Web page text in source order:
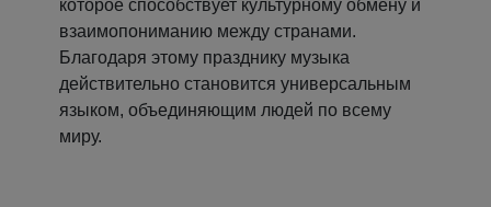
которое способствует культурному обмену и
взаимопониманию между странами.
Благодаря этому празднику музыка
действительно становится универсальным
языком, объединяющим людей по всему
миру.